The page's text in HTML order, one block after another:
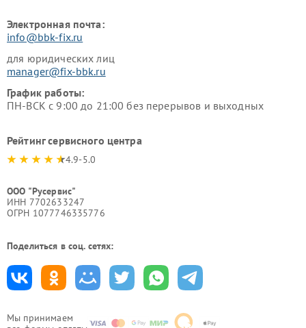
Мы принимаем
Электронная почта:
info@bbk-fix.ru
для юридических лиц
manager@fix-bbk.ru
График работы:
ПН-ВСК с 9:00 до 21:00 без перерывов и выходных
Рейтинг сервисного центра
4.9-5.0
ООО "Русервис"
ИНН 7702633247
ОГРН 1077746335776
Поделиться в соц. сетях: